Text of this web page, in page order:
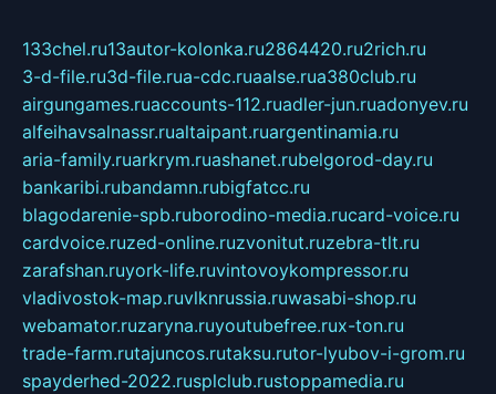
133chel.ru13autor-kolonka.ru2864420.ru2rich.ru
3-d-file.ru3d-file.rua-cdc.ruaalse.rua380club.ru
airgungames.ruaccounts-112.ruadler-jun.ruadonyev.ru
alfeihavsalnassr.rualtaipant.ruargentinamia.ru
aria-family.ruarkrym.ruashanet.rubelgorod-day.ru
bankaribi.rubandamn.rubigfatcc.ru
blagodarenie-spb.ruborodino-media.rucard-voice.ru
cardvoice.ruzed-online.ruzvonitut.ruzebra-tlt.ru
zarafshan.ruyork-life.ruvintovoykompressor.ru
vladivostok-map.ruvlknrussia.ruwasabi-shop.ru
webamator.ruzaryna.ruyoutubefree.rux-ton.ru
trade-farm.rutajuncos.rutaksu.rutor-lyubov-i-grom.ru
spayderhed-2022.rusplclub.rustoppamedia.ru